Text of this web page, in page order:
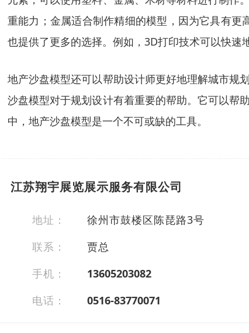
重能力；金属适合制作精细的模型，因为它具有
也提供了更多的选择。例如，3D打印技术可以快速
地产沙盘模型还可以帮助设计师更好地理解城市规
沙盘模型对于规划设计有着重要的帮助。它可以帮
中，地产沙盘模型是一个不可或缺的工具。
江苏翔宇展览展示服务有限公司
地址：
徐州市鼓楼区陈琵路3号
联系：
贾总
手机：
13605203082
电话：
0516-83770071